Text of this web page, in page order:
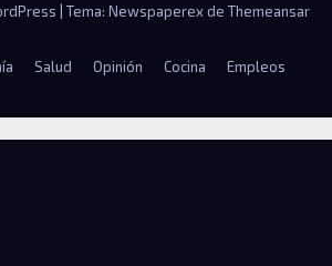
Tema: Newspaperex de Themeansar
Salud Opinión Cocina Empleos